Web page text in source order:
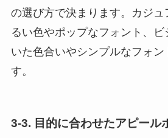
の選び方で決まります。カジュ
るい色やポップなフォント、
いた色合いやシンプルなフォン
す。
3-3. 目的に合わせたアピール